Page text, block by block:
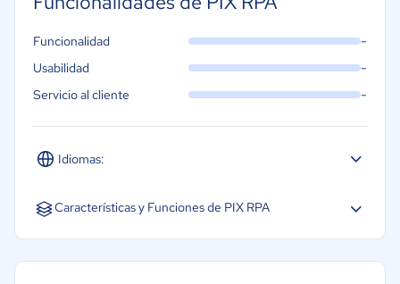
Idiomas:
Español Inglés Portugués
Funcionalidad -
Usabilidad -
Servicio al cliente -
Características y Funciones de PIX RPA